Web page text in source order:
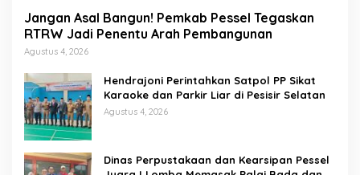
Jangan Asal Bangun! Pemkab Pessel Tegaskan
RTRW Jadi Penentu Arah Pembangunan
Agustus 4, 2026
Hendrajoni Perintahkan Satpol PP Sikat
Karaoke dan Parkir Liar di Pesisir Selatan
Agustus 4, 2026
Dinas Perpustakaan dan Kearsipan Pessel